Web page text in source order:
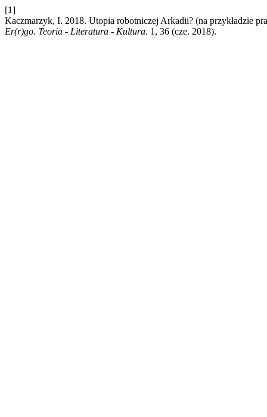
[1]
Kaczmarzyk, I. 2018. Utopia robotniczej Arkadii? (na przykładzie
Er(r)go. Teoria - Literatura - Kultura. 1, 36 (cze. 2018).